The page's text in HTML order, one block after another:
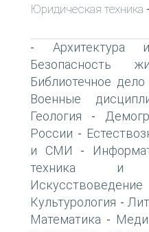
Юридическая техника -
- Архитектура
Безопасность
Библиотечное дело
Военные
Геология -
России -
и СМИ -
техника и
Искусствоведение
Культурология -
Математика -